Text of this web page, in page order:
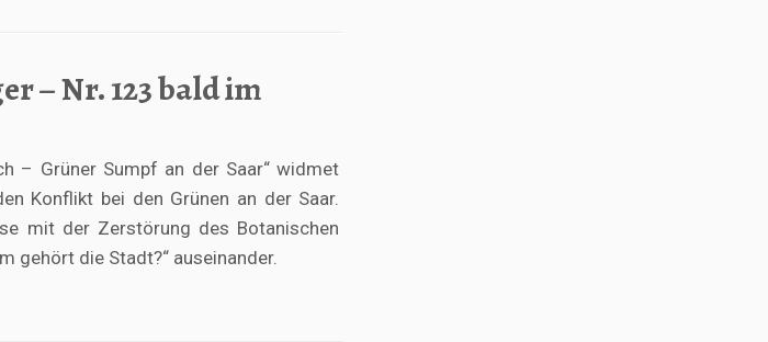
– Nr. 123 bald im
– Grüner Sumpf an der Saar“ widmet
Konflikt bei den Grünen an der Saar.
mit der Zerstörung des Botanischen
gehört die Stadt?“ auseinander.